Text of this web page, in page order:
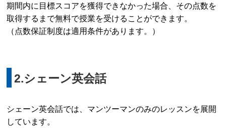
期間内に目標スコアを獲得できなかった場合、その点数を
取得するまで無料で授業を受けることができます。
（点数保証制度は適用条件があります。）
2.シェーン英会話
シェーン英会話では、マンツーマンのみのレッスンを展開
しています。